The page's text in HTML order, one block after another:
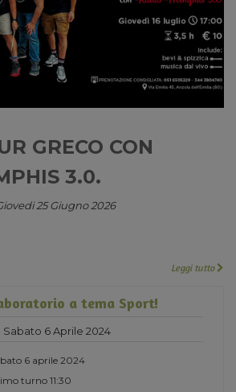
GRECO CON
3.0.
25 Giugno 2026
Leggi tutto
a tema Sport!
Sabato 6 Aprile 2024
6 aprile 2024
turno 11:30